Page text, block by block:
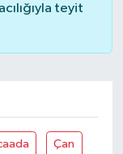
teyit
Çan